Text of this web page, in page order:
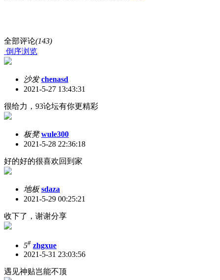
全部评论(143)
倒序浏览
沙发 chenasd
2021-5-27 13:43:31
很给力，93论坛有你更精彩
板凳 wule300
2021-5-28 22:36:18
好的好的很喜欢回到家
地板 sdaza
2021-5-29 00:25:21
收下了，谢谢分享
5# zhgxue
2021-5-31 23:03:56
遇见神贴岂能不顶